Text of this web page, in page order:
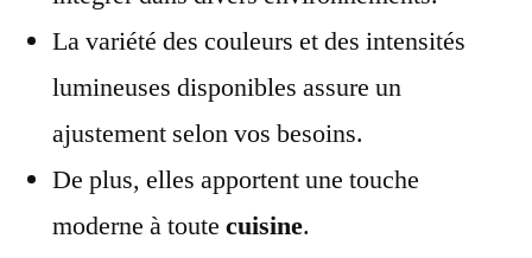
La variété des couleurs et des intensités
lumineuses disponibles assure un
ajustement selon vos besoins.
De plus, elles apportent une touche
moderne à toute cuisine.